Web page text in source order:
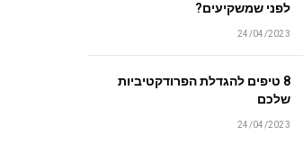
לפני שמשקיעים?
24/04/2023
8 טיפים להגדלת הפרודקטיביות
שלכם
24/04/2023